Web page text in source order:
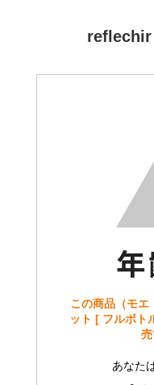
reflechir
この商品（モエ
ット [ フルボト
売
あなた